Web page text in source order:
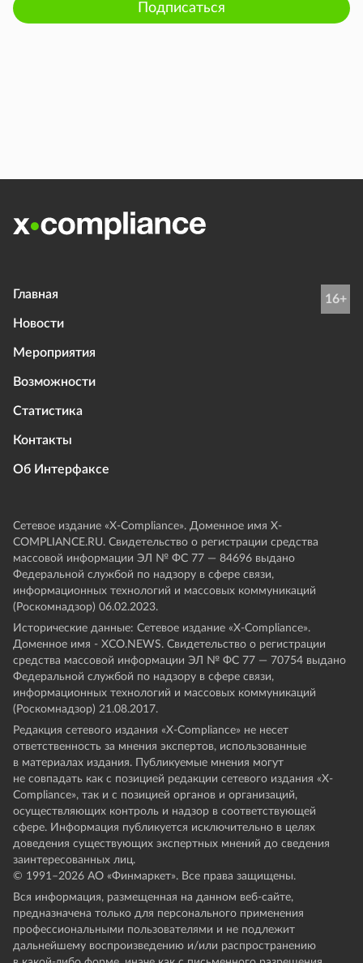
Подписаться
Главная
Новости
Мероприятия
Возможности
Статистика
Контакты
Об Интерфаксе
16+
Сетевое издание «Х-Compliance». Доменное имя X-
COMPLIANCE.RU. Свидетельство о регистрации средства
массовой информации ЭЛ № ФС 77 — 84696 выдано
Федеральной службой по надзору в сфере связи,
информационных технологий и массовых коммуникаций
(Роскомнадзор) 06.02.2023.
Исторические данные: Сетевое издание «Х-Compliance».
Доменное имя - XCO.NEWS. Свидетельство о регистрации
средства массовой информации ЭЛ № ФС 77 — 70754 выдано
Федеральной службой по надзору в сфере связи,
информационных технологий и массовых коммуникаций
(Роскомнадзор) 21.08.2017.
Редакция сетевого издания «X-Compliance» не несет
ответственность за мнения экспертов, использованные
в материалах издания. Публикуемые мнения могут
не совпадать как с позицией редакции сетевого издания «X-
Compliance», так и с позицией органов и организаций,
осуществляющих контроль и надзор в соответствующей
сфере. Информация публикуется исключительно в целях
доведения существующих экспертных мнений до сведения
заинтересованных лиц.
© 1991–2026 АО «Финмаркет». Все права защищены.
Вся информация, размещенная на данном веб-сайте,
предназначена только для персонального применения
профессиональными пользователями и не подлежит
дальнейшему воспроизведению и/или распространению